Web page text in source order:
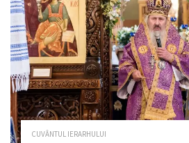
CUVÂNTUL IERARHULUI